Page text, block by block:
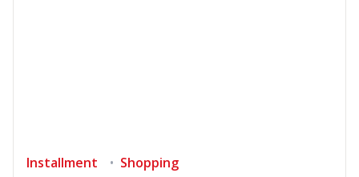
Installment Shopping